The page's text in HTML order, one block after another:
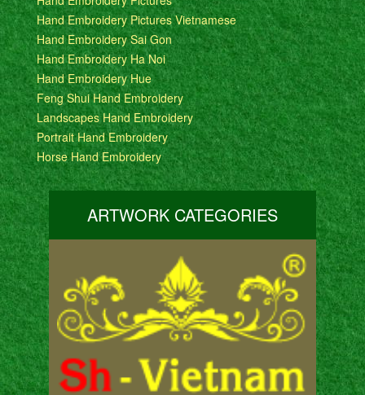
Hand Embroidery Pictures Vietnamese
Hand Embroidery Sai Gon
Hand Embroidery Ha Noi
Hand Embroidery Hue
Feng Shui Hand Embroidery
Landscapes Hand Embroidery
Portrait Hand Embroidery
Horse Hand Embroidery
ARTWORK CATEGORIES